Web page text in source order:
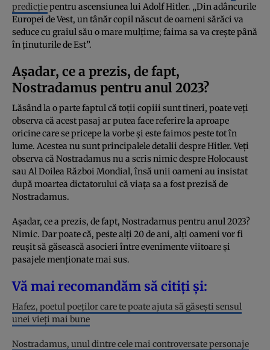
predicțiepentru ascensiunea lui Adolf Hitler. „Din adâncurile
Europei de Vest, un tânăr copil născut de oameni sărăci va
seduce cu graiul său o mare mulțime; faima sa va crește până
în ținuturile de Est”.
Așadar, ce a prezis, de fapt,
Nostradamus pentru anul 2023?
Lăsând la o parte faptul că toții copiii sunt tineri, poate veți
observa că acest pasaj ar putea face referire la aproape
oricine care se pricepe la vorbe și este faimos peste tot în
lume. Acestea nu sunt principalele detalii despre Hitler. Veți
observa că Nostradamus nu a scris nimic despre Holocaust
sau Al Doilea Război Mondial, însă unii oameni au insistat
după moartea dictatorului că viața sa a fost prezisă de
Nostradamus.
Așadar, ce a prezis, de fapt, Nostradamus pentru anul 2023?
Nimic. Dar poate că, peste alți 20 de ani, alți oameni vor fi
reușit să găsească asocieri între evenimente viitoare și
pasajele menționate mai sus.
Vă mai recomandăm să citiți și:
Hafez, poetul poeților care te poate ajuta să găsești sensul
unei vieți mai bune
Nostradamus, unul dintre cele mai controversate personaje